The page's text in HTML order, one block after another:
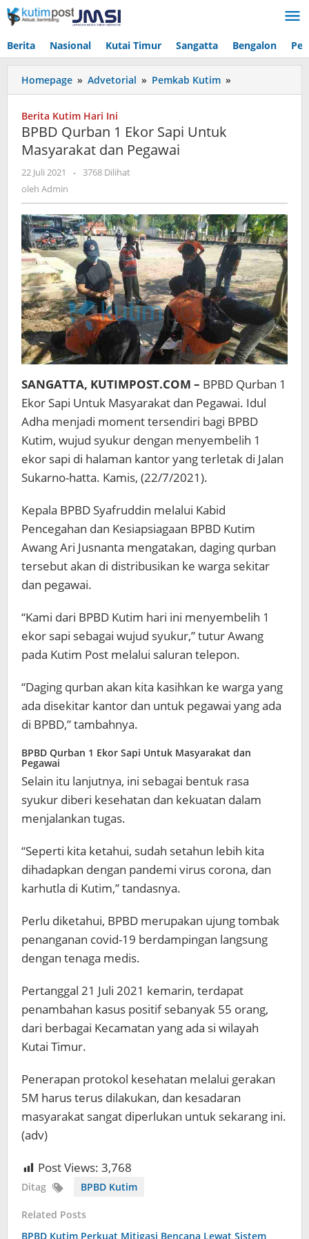
Lewati
ke
Berita Nasional Kutai Timur Sangatta Bengalon
Homepage » Advetorial » Pemkab Kutim »
Qurban
Berita Kutim Hari Ini
BPBD Qurban 1 Ekor Sapi Untuk
Masyarakat dan Pegawai
22 Juli 2021
oleh
- 3768 Dilihat
oleh Admin
SANGATTA, KUTIMPOST.COM – BPBD Qurban 1
Ekor Sapi Untuk Masyarakat dan Pegawai. Idul
Adha menjadi moment tersendiri bagi BPBD
Kutim, wujud syukur dengan menyembelih 1
ekor sapi di halaman kantor yang terletak di Jalan
Sukarno-hatta. Kamis, (22/7/2021).
Kepala BPBD Syafruddin melalui Kabid
Pencegahan dan Kesiapsiagaan BPBD Kutim
Awang Ari Jusnanta mengatakan, daging qurban
tersebut akan di distribusikan ke warga sekitar
dan pegawai.
“Kami dari BPBD Kutim hari ini menyembelih 1
ekor sapi sebagai wujud syukur,” tutur Awang
pada Kutim Post melalui saluran telepon.
“Daging qurban akan kita kasihkan ke warga yang
ada disekitar kantor dan untuk pegawai yang ada
di BPBD,” tambahnya.
BPBD Qurban 1 Ekor Sapi Untuk Masyarakat dan
Pegawai
Selain itu lanjutnya, ini sebagai bentuk rasa
syukur diberi kesehatan dan kekuatan dalam
menjalankan tugas.
“Seperti kita ketahui, sudah setahun lebih kita
dihadapkan dengan pandemi virus corona, dan
karhutla di Kutim,” tandasnya.
Perlu diketahui, BPBD merupakan ujung tombak
penanganan covid-19 berdampingan langsung
dengan tenaga medis.
Pertanggal 21 Juli 2021 kemarin, terdapat
penambahan kasus positif sebanyak 55 orang,
dari berbagai Kecamatan yang ada si wilayah
Kutai Timur.
Penerapan protokol kesehatan melalui gerakan
5M harus terus dilakukan, dan kesadaran
masyarakat sangat diperlukan untuk sekarang ini.
(adv)
Post Views: 3,768
Ditag BPBD Kutim
Related Posts
BPBD Kutim Perkuat Mitigasi Bencana Lewat Sistem